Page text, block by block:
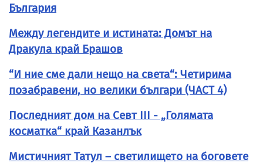
България
Между легендите и истината: Домът на
Дракула край Брашов
“И ние сме дали нещо на света“: Четирима
позабравени, но велики българи (ЧАСТ 4)
Последният дом на Севт III - „Голямата
косматка“ край Казанлък
Мистичният Татул – светилището на боговете